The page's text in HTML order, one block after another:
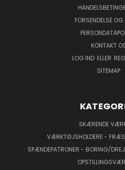
FORSENDELSE OG
KONTAKT
LOG IND ELLER
SITEMAP
SKÆRENDE
VÆRKTØJSHOLDERE -
SPÆNDEPATRONER - BORING/